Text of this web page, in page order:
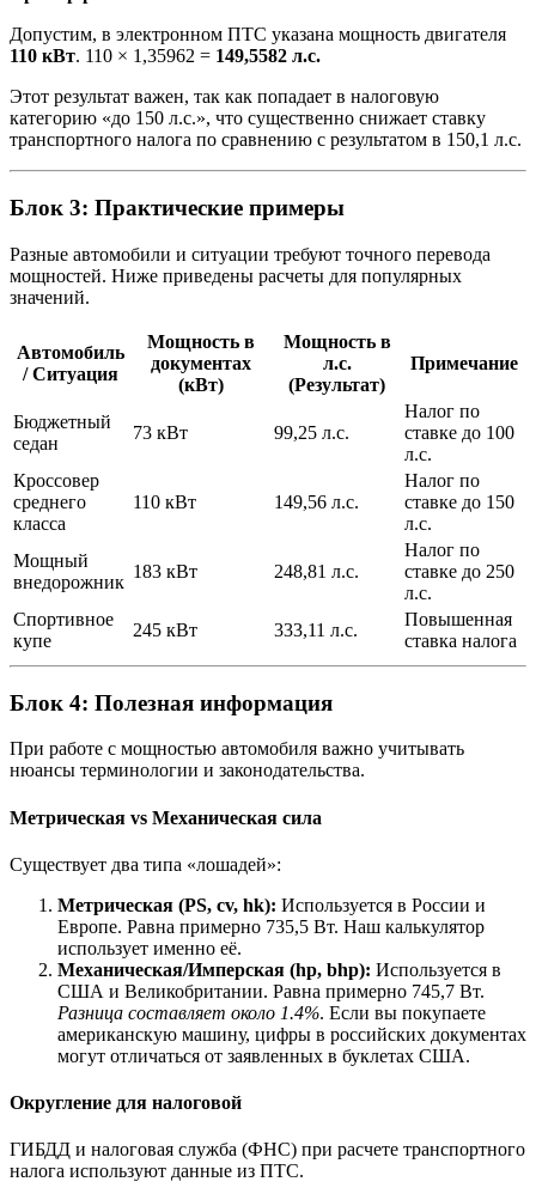
Допустим, в электронном ПТС указана мощность двигателя
110 кВт. 110 × 1,35962 = 149,5582 л.с.
Этот результат важен, так как попадает в налоговую
категорию «до 150 л.с.», что существенно снижает ставку
транспортного налога по сравнению с результатом в 150,1 л.с.
Блок 3: Практические примеры
Разные автомобили и ситуации требуют точного перевода
мощностей. Ниже приведены расчеты для популярных
значений.
Автомобиль
/ Ситуация
Мощность в
документах
(кВт)
Мощность в
л.с.
(Результат)
Примечание
Бюджетный
седан
73 кВт 99,25 л.с.
Налог по
ставке до 100
л.с.
Кроссовер
среднего
класса
110 кВт 149,56 л.с.
Налог по
ставке до 150
л.с.
Мощный
внедорожник
183 кВт 248,81 л.с.
Налог по
ставке до 250
л.с.
Спортивное
купе
245 кВт 333,11 л.с.
Повышенная
ставка налога
Блок 4: Полезная информация
При работе с мощностью автомобиля важно учитывать
нюансы терминологии и законодательства.
Метрическая vs Механическая сила
Существует два типа «лошадей»:
Метрическая (PS, cv, hk): Используется в России и
Европе. Равна примерно 735,5 Вт. Наш калькулятор
использует именно её.
Механическая/Имперская (hp, bhp): Используется в
США и Великобритании. Равна примерно 745,7 Вт.
Разница составляет около 1.4%. Если вы покупаете
американскую машину, цифры в российских документах
могут отличаться от заявленных в буклетах США.
Округление для налоговой
ГИБДД и налоговая служба (ФНС) при расчете транспортного
налога используют данные из ПТС.